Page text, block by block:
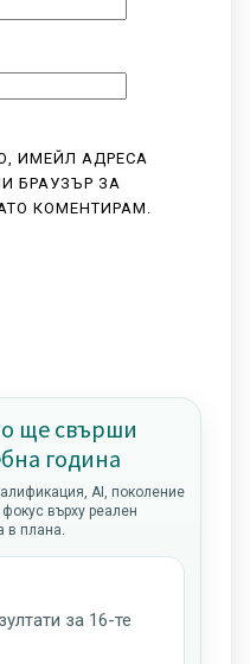
ИМЕЙЛ АДРЕСА
БРАУЗЪР ЗА
КОМЕНТИРАМ.
ще свърши
година
AI, поколение
върху реален
в плана.
за 16-те